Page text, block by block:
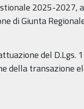
2025-2027,
di Giunta
del D.Lgs.
della transazione